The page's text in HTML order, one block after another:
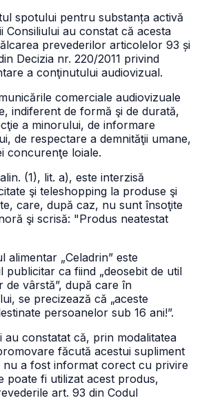
spotului pentru substanța activă
Consiliului au constat că acesta
prevederilor articolelor 93 și
Decizia nr. 220/2011 privind
a conţinutului audiovizual.
comerciale audiovizuale
indiferent de formă şi de durată,
a minorului, de informare
de respectare a demnităţii umane,
concurenţe loiale.
(1), lit. a), este interzisă
şi teleshopping la produse şi
care, după caz, nu sunt însoţite
şi scrisă: "Produs neatestat
alimentar „Celadrin” este
publicitar ca fiind „deosebit de util
vârstă”, după care în
se precizează că „aceste
persoanelor sub 16 ani!”.
au constatat că, prin modalitatea
făcută acestui supliment
nu a fost informat corect cu privire
poate fi utilizat acest produs,
art. 93 din Codul